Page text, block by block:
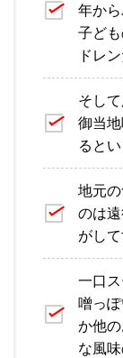
年か
子ど
ドレ
そし
御当
るとい
地元
のは
がし
一口
噌っ
か他
な風